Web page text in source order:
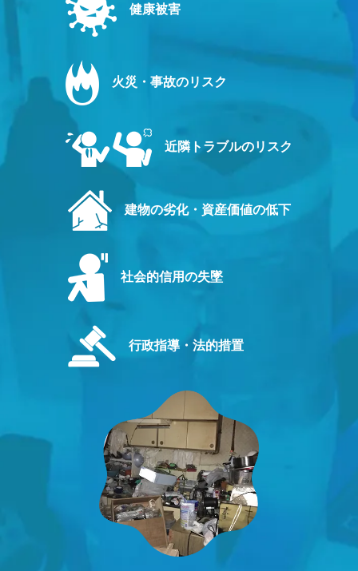
健康被害
火災・事故のリスク
近隣トラブルのリスク
建物の劣化・資産価値の低下
社会的信用の失墜
行政指導・法的措置